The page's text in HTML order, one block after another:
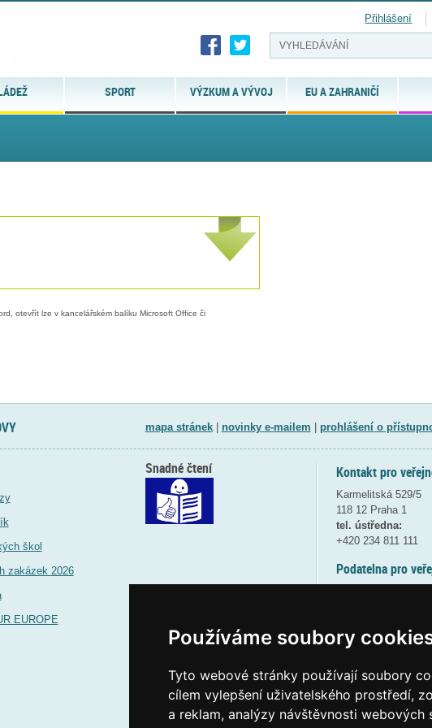
Používáme soubory
Tyto webové stránky používají soubory
cílem vylepšení uživatelského prostředí,
a reklam, analýzy návštěvnosti webových
SPORT VÝZKUM A VÝVOJ EU A ZAHRANIČÍ
Přihlášení
otevřít lze v kancelářském balíku Microsoft Office či
mapa stránek| novinky e-mailem prohlášení o
škol
zakázek 2026
EUROPE
Kontakt pro
Karmelitská 529/5
118 12 Praha 1
tel. ústředna:
+420 234 811 111
Podatelna pro
(více informací
Elektronická
posta@msmtgov cz
Snadné čtení